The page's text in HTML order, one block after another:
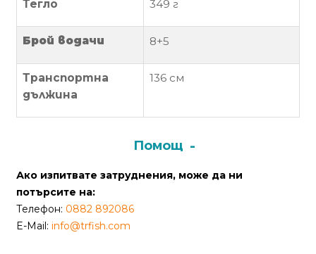
2026
Всички
права
запазени.
Интернет
Маркетинг
Тегло 349 г
Брой водачи 8+5
Транспортна
дължина
136 см
Помощ
Ако изпитвате затруднения, може да ни
потърсите на:
Телефон: 0882 892086
E-Mail: info@trfish.com